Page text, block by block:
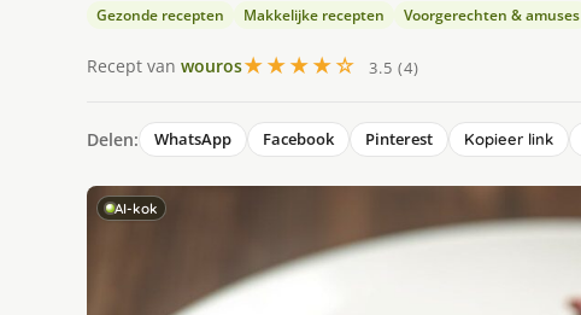
Gezonde recepten Makkelijke recepten Voorgerechten & amuses
Recept van wouros★★★★☆ 3.5 (4)
Delen: WhatsApp Facebook Pinterest Kopieer link
AI-kok